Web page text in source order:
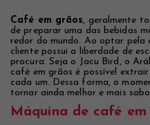
Café em grãos, geralmente
de preparar uma das bebidas
redor do mundo. Ao optar pela
cliente possui a liberdade de
procura. Seja o Jacu Bird, o
café em grãos é possível
cada um. Dessa forma, o
tornar ainda melhor e mais
Máquina de café em